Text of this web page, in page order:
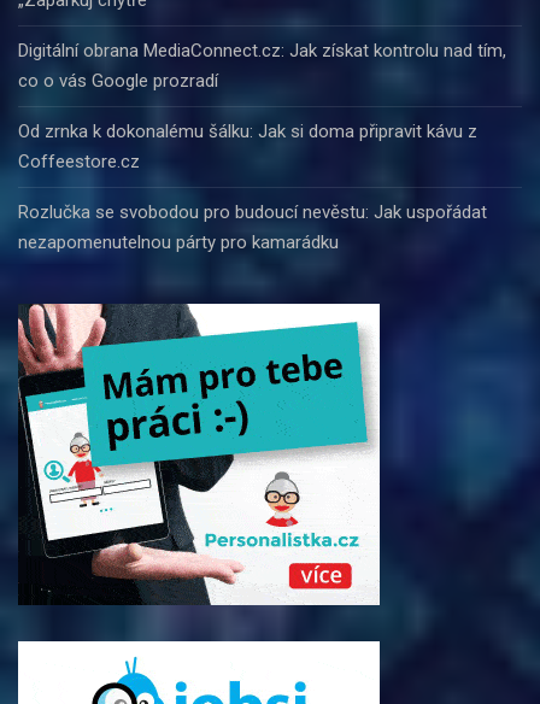
Digitální obrana MediaConnect.cz: Jak získat kontrolu nad tím,
co o vás Google prozradí
Od zrnka k dokonalému šálku: Jak si doma připravit kávu z
Coffeestore.cz
Rozlučka se svobodou pro budoucí nevěstu: Jak uspořádat
nezapomenutelnou párty pro kamarádku